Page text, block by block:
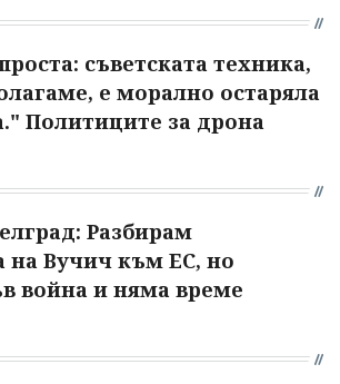
съветската техника,
е морално остаряла
Политиците за дрона
Разбирам
на Вучич към ЕС, но
война и няма време